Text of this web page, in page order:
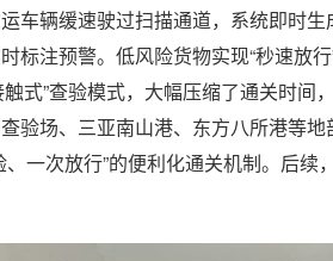
车辆缓速驶过扫描通道，系统即时
标注预警。低风险货物实现“秒速放
触式”查验模式，大幅压缩了通关时
验场、三亚南山港、东方八所港等
、一次放行”的便利化通关机制。后